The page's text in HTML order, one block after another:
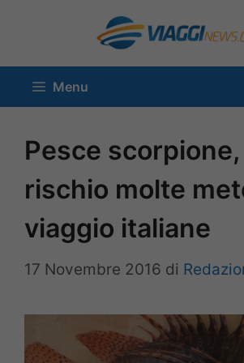
contenuto
Menu
Pesce scorpione,
rischio molte
viaggio italiane
17 Novembre 2016 di